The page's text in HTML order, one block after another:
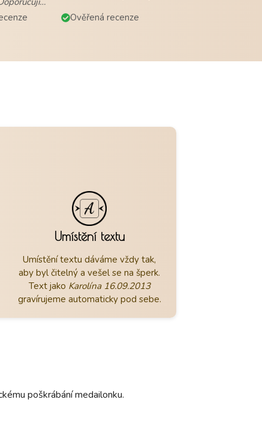
Ověřená recenze
Umístění textu
Umístění textu dáváme vždy tak,
aby byl čitelný a vešel se na šperk.
Text jako Karolína 16.09.2013
gravírujeme automaticky pod sebe.
poškrábání medailonku.